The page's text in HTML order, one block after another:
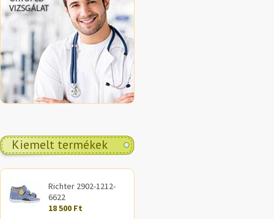
Kiemelt termékek
Richter 2902-1212-
6622
18 500 Ft